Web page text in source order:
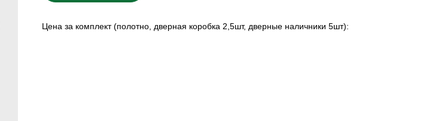
Цена за комплект (полотно, дверная коробка 2,5шт, дверные наличники 5шт):